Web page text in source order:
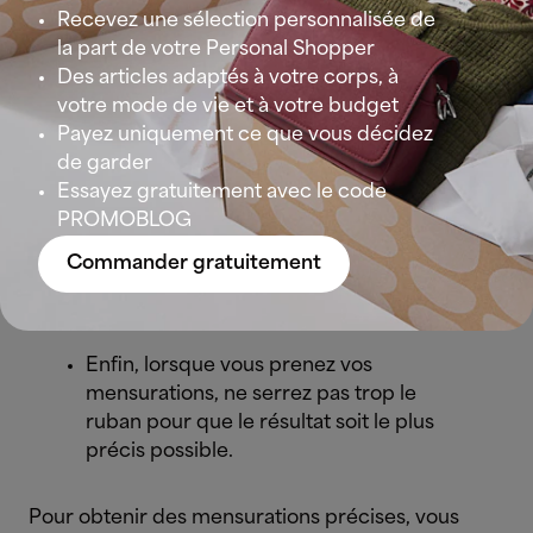
Prenez vos mensurations en sous-
vêtements ou, à défaut, dans des
vêtements très ajustés pour que le mètre
ruban soit le plus proche possible de
votre silhouette réelle.
Pendant toute la durée du processus,
vous devez prendre une posture
naturelle et détendue. Regardez droit
devant vous, gardez le dos droit, les bras
Enfin, lorsque vous prenez vos
mensurations, ne serrez pas trop le
ruban pour que le résultat soit le plus
précis possible.
Pour obtenir des mensurations précises, vous
Recevez une sélection personnalisée de
la part de votre Personal Shopper
Des articles adaptés à votre corps, à
votre mode de vie et à votre budget
Payez uniquement ce que vous décidez
de garder
Essayez gratuitement avec le code
PROMOBLOG
Commander gratuitement